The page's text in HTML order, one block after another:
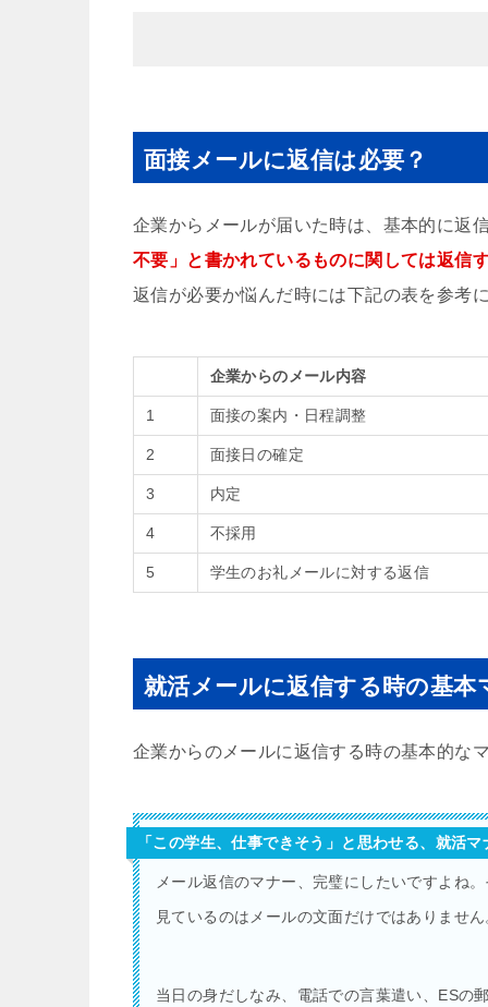
面接メールに返信は必要？
企業からメールが届いた時は、基本的に返
不要」と書かれているものに関しては返信
返信が必要か悩んだ時には下記の表を参考
企業からのメール内容
1 面接の案内・日程調整
2 面接日の確定
3 内定
4 不採用
5 学生のお礼メールに対する返信
就活メールに返信する時の基本
企業からのメールに返信する時の基本的な
「この学生、仕事できそう」と思わせる、就活
メール返信のマナー、完璧にしたいですよね
見ているのはメールの文面だけではありませ
当日の身だしなみ、電話での言葉遣い、ES